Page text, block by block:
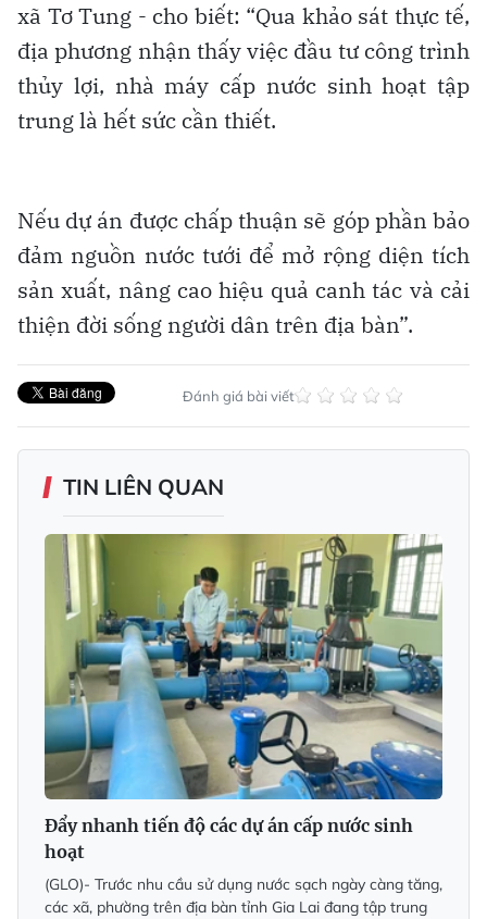
xã Tơ Tung - cho biết: “Qua khảo sát thực tế,
địa phương nhận thấy việc đầu tư công trình
thủy lợi, nhà máy cấp nước sinh hoạt tập
trung là hết sức cần thiết.
Nếu dự án được chấp thuận sẽ góp phần bảo
đảm nguồn nước tưới để mở rộng diện tích
sản xuất, nâng cao hiệu quả canh tác và cải
thiện đời sống người dân trên địa bàn”.
Đánh giá bài viết
TIN LIÊN QUAN
Đẩy nhanh tiến độ các dự án cấp nước sinh
hoạt
(GLO)- Trước nhu cầu sử dụng nước sạch ngày càng tăng,
các xã, phường trên địa bàn tỉnh Gia Lai đang tập trung